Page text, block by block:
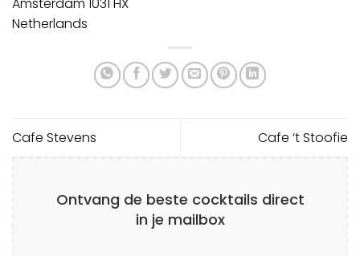
Netherlands
Cafe Stevens Cafe ‘t Stoofie
Ontvang de beste cocktails direct
in je mailbox